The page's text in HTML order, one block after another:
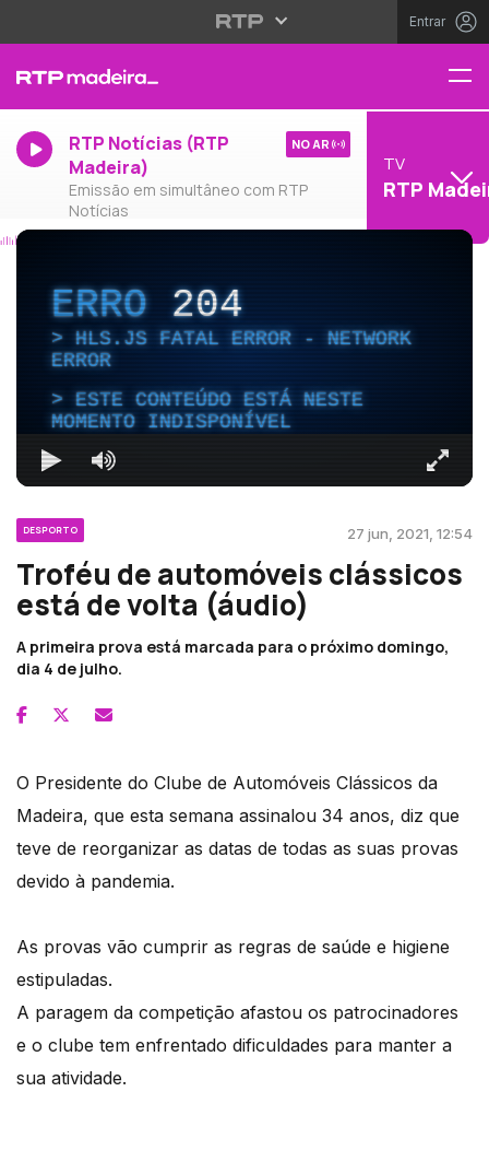
Entrar
RTP Notícias (RTP
Madeira)
Emissão em simultâneo com RTP
Notícias
NO AR
TV
RTP
ERRO204
HLS.JS FATAL ERROR - NETWORK
ERROR
ESTE CONTEÚDO ESTÁ NESTE
MOMENTO INDISPONÍVEL
DESPORTO 27 jun, 2021, 12:54
Troféu de automóveis clássicos
está de volta (áudio)
A primeira prova está marcada para o próximo domingo,
dia 4 de julho.
O Presidente do Clube de Automóveis Clássicos da
Madeira, que esta semana assinalou 34 anos, diz que
teve de reorganizar as datas de todas as suas provas
devido à pandemia.
As provas vão cumprir as regras de saúde e higiene
estipuladas.
A paragem da competição afastou os patrocinadores
e o clube tem enfrentado dificuldades para manter a
sua atividade.